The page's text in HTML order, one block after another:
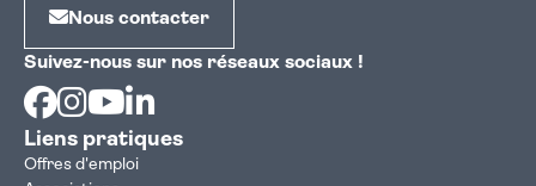
Nous contacter
Suivez-nous sur nos réseaux sociaux !
Facebook
Instagram
Youtube
Liens pratiques
Offres d'emploi